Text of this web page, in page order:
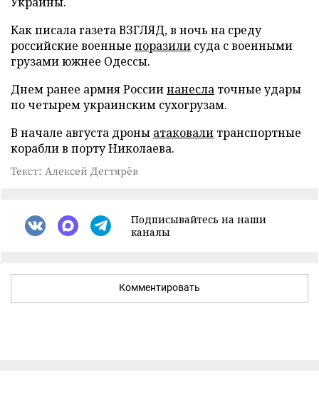
Как писала газета ВЗГЛЯД, в ночь на среду
российские военные поразили суда с военными
грузами южнее Одессы.
Днем ранее армия Россиинанесла точные удары
по четырем украинским сухогрузам.
В начале августа дроны атаковали транспортные
корабли в порту Николаева.
Текст: Алексей Дегтярёв
Подписывайтесь на наши
каналы
Комментировать